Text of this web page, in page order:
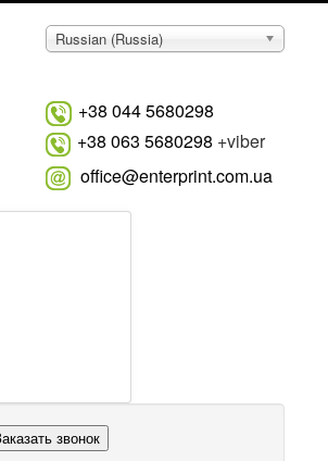
Russian (Russia)
+38 044 5680298
+38 063 5680298 +viber
office@enterprint.com.ua
звонок